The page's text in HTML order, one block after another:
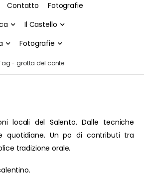
Contatto
Fotografie
Il Castello
Fotografie
- grotta del conte
locali del Salento. Dalle tecniche
quotidiane. Un po di contributi tra
tradizione orale.